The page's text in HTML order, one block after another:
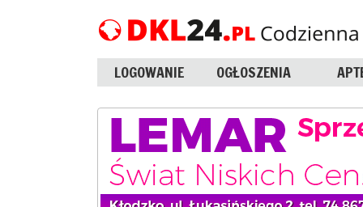
LOGOWANIE OGŁOSZENIA